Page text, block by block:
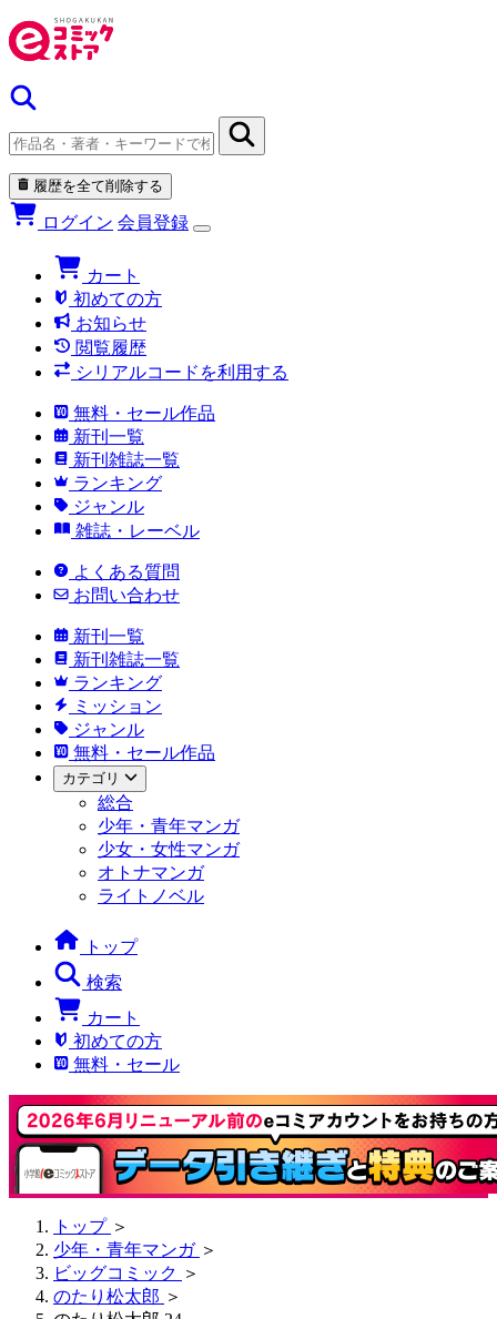
履歴を全て削除する
ログイン 会員登録
カート
初めての方
お知らせ
閲覧履歴
シリアルコードを利用する
無料・セール作品
新刊一覧
新刊雑誌一覧
ランキング
ジャンル
雑誌・レーベル
よくある質問
お問い合わせ
新刊一覧
新刊雑誌一覧
ランキング
ミッション
ジャンル
無料・セール作品
カテゴリ
総合
少年・青年マンガ
少女・女性マンガ
オトナマンガ
ライトノベル
トップ
検索
カート
初めての方
無料・セール
トップ ＞
少年・青年マンガ ＞
ビッグコミック ＞
のたり松太郎 ＞